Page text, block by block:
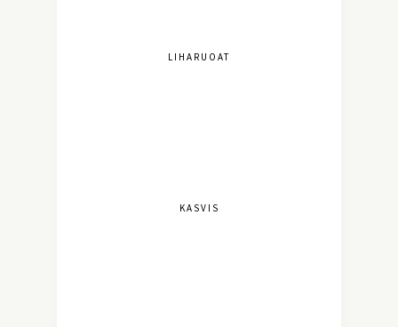
LIHARUOAT
KASVIS